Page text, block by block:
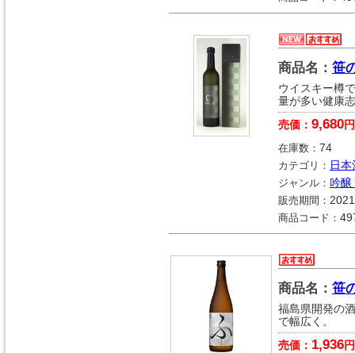
商品名： 笹
ウイスキー樽
量が多い健康
売価： 9,680 円
在庫数： 74
カテゴリ： 日本
ジャンル： 吟醸
販売期間：
商品コード：
商品名： 笹
福島県開発の
で幅広く。
売価： 1,936 円